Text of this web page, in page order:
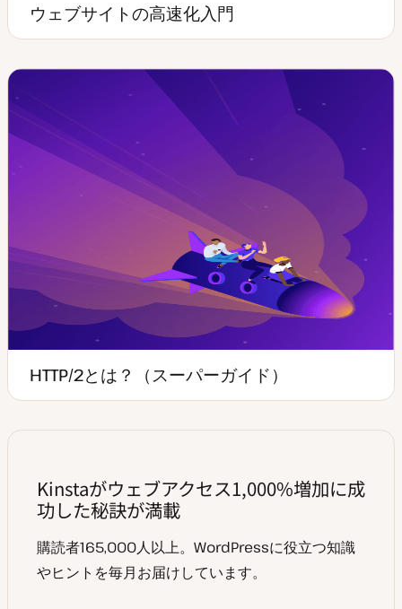
ウェブサイトの高速化入門
HTTP/2とは？（スーパーガイド）
Kinstaがウェブアクセス1,000%増加に成
功した秘訣が満載
購読者165,000人以上。WordPressに役立つ知識
やヒントを毎月お届けしています。